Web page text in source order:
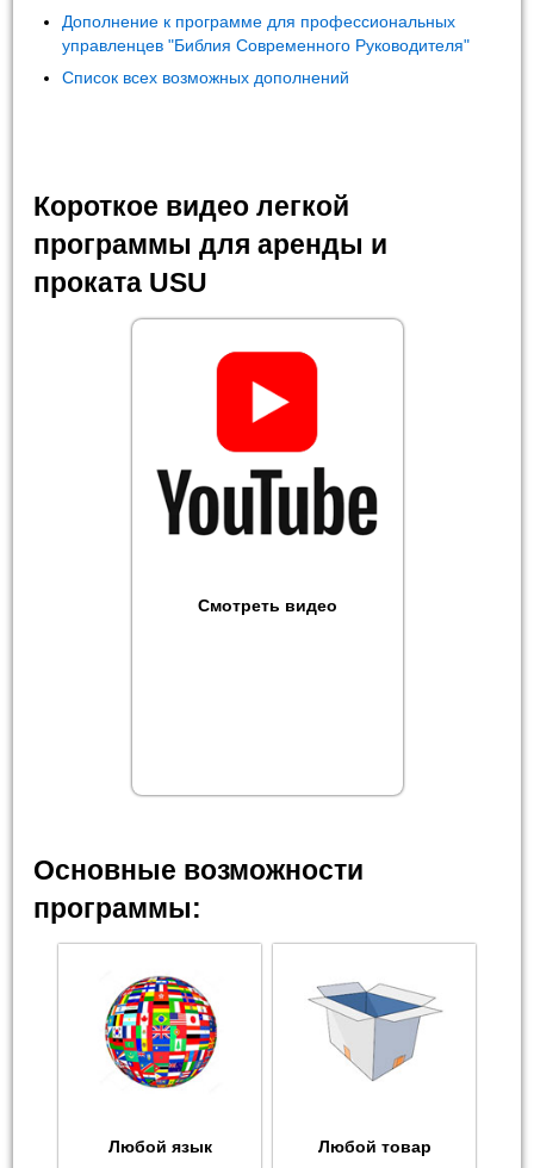
Дополнение к программе для профессиональных
управленцев "Библия Современного Руководителя"
Список всех возможных дополнений
Короткое видео легкой
программы для аренды и
проката USU
Смотреть видео
Основные возможности
программы:
Любой язык Любой товар